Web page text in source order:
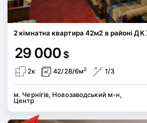
2 кімнатна квартира 42м2 в районі ДК
29 000 $
2к 42/28/6м2 1/3
м. Чернігів, Новозаводський м-н,
Центр